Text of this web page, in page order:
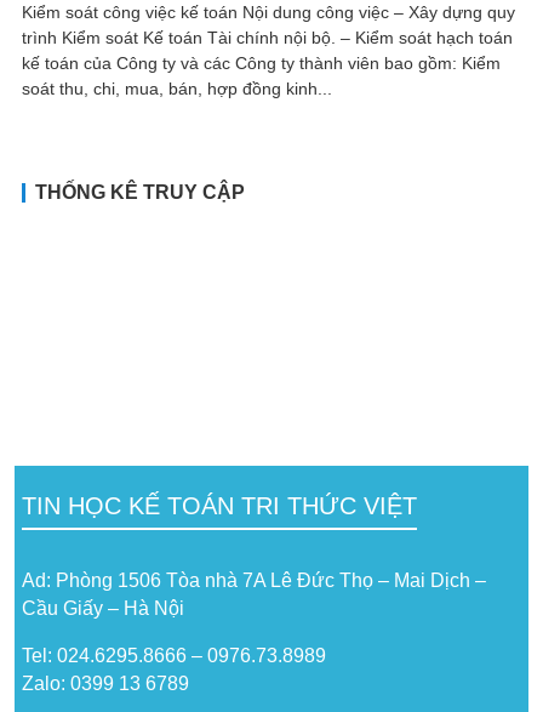
Kiểm soát công việc kế toán Nội dung công việc – Xây dựng quy
trình Kiểm soát Kế toán Tài chính nội bộ. – Kiểm soát hạch toán
kế toán của Công ty và các Công ty thành viên bao gồm: Kiểm
soát thu, chi, mua, bán, hợp đồng kinh...
THỐNG KÊ TRUY CẬP
TIN HỌC KẾ TOÁN TRI THỨC VIỆT
Ad: Phòng 1506 Tòa nhà 7A Lê Đức Thọ – Mai Dịch –
Cầu Giấy – Hà Nội
Tel: 024.6295.8666 – 0976.73.8989
Zalo: 0399 13 6789